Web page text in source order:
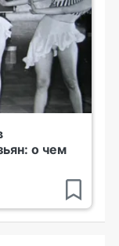
о чем